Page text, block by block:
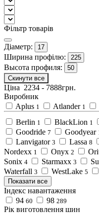
Фільтр товарів
Діаметр: 17
Ширина профілю: 225
Высота профиля:
50
Скинути все
Ціна 2234 - 7888грн.
Виробник
Aplus 1 Atlander 1
Berlin 1 BlackLion 1
Goodride 7 Goodyear
Lanvigator 3 Lassa 8
Nordexx 1 Onyx 2
Sonix 4 Starmaxx 3
Waterfall 3 WestLake 5
Показати все
Індекс навантаження
94 60 98 289
Рік виготовлення шин